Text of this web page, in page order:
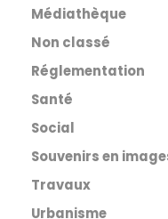
Médiathèque
Non classé
Réglementation
Santé
Social
Souvenirs en
Travaux
Urbanisme